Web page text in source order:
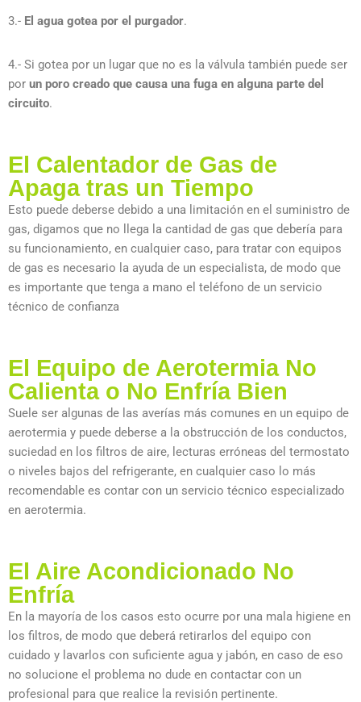
3.- El agua gotea por el purgador.
4.- Si gotea por un lugar que no es la válvula también puede ser
por un poro creado que causa una fuga en alguna parte del
circuito.
El Calentador de Gas de
Apaga tras un Tiempo
Esto puede deberse debido a una limitación en el suministro de
gas, digamos que no llega la cantidad de gas que debería para
su funcionamiento, en cualquier caso, para tratar con equipos
de gas es necesario la ayuda de un especialista, de modo que
es importante que tenga a mano el teléfono de un servicio
técnico de confianza
El Equipo de Aerotermia No
Calienta o No Enfría Bien
Suele ser algunas de las averías más comunes en un equipo de
aerotermia y puede deberse a la obstrucción de los conductos,
suciedad en los filtros de aire, lecturas erróneas del termostato
o niveles bajos del refrigerante, en cualquier caso lo más
recomendable es contar con un servicio técnico especializado
en aerotermia.
El Aire Acondicionado No
Enfría
En la mayoría de los casos esto ocurre por una mala higiene en
los filtros, de modo que deberá retirarlos del equipo con
cuidado y lavarlos con suficiente agua y jabón, en caso de eso
no solucione el problema no dude en contactar con un
profesional para que realice la revisión pertinente.